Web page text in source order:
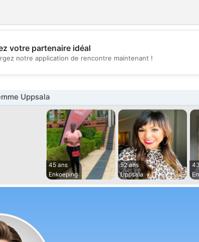
💕
votre partenaire idéal
notre application de rencontre maintenant !
Uppsala
45 ans
Enkoeping
52 ans
Uppsala